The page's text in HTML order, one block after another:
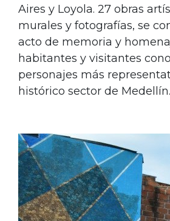
Aires y Loyola. 27 obras
murales y fotografías, se
acto de memoria y
habitantes y visitantes
personajes más
histórico sector de Medellín.